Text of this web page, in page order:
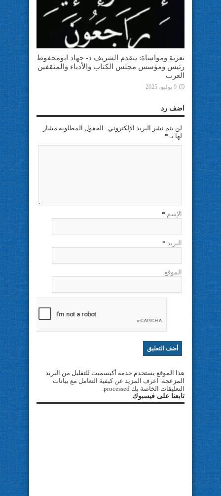
تعزية ومواساة: يتقدم الشريف د- جهاد ابومحفوظ
رئيس ومؤسس مجلس الكتاب والأدباء والمثقفين
العرب
9 يوليو، 2025
اضف رد
لن يتم نشر البريد الإلكتروني . الحقول المطلوبة مشار
لها بـ *
الإسم *
البريد *
الموقع
هذا الموقع يستخدم خدمة أكيسميت للتقليل من البريد
المزعجة. اعرف المزيد عن كيفية التعامل مع بيانات
التعليقات الخاصة بك processed
.
تابعنا على فيسبوك